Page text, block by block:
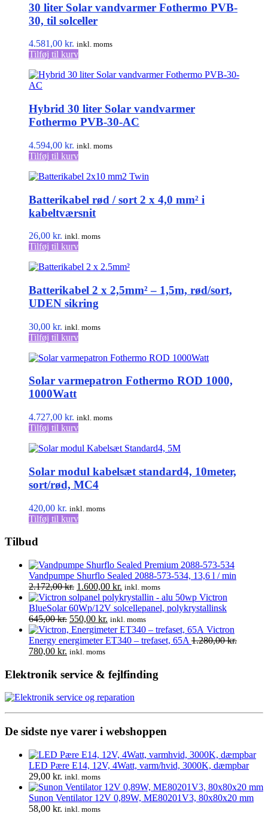
30 liter Solar vandvarmer Fothermo PVB-
30, til solceller
4.581,00 kr. inkl. moms
Tilføj til kurv
Hybrid 30 liter Solar vandvarmer
Fothermo PVB-30-AC
4.594,00 kr. inkl. moms
Tilføj til kurv
Batterikabel rød / sort 2 x 4,0 mm² i
kabeltværsnit
26,00 kr. inkl. moms
Tilføj til kurv
Batterikabel 2 x 2,5mm² – 1,5m, rød/sort,
UDEN sikring
30,00 kr. inkl. moms
Tilføj til kurv
Solar varmepatron Fothermo ROD 1000,
1000Watt
4.727,00 kr. inkl. moms
Tilføj til kurv
Solar modul kabelsæt standard4, 10meter,
sort/rød, MC4
420,00 kr. inkl. moms
Tilføj til kurv
Tilbud
Vandpumpe Shurflo Sealed 2088-573-534, 13,6 l / min
2.172,00kr. Den
oprindelige
pris
var:
2.172,00 kr..
1.600,00 kr. Den
aktuelle
pris
er:
1.600,00 kr..
inkl. moms
Victron
BlueSolar 60Wp/12V solcellepanel, polykrystallinsk
645,00kr. Den
oprindelige
pris
var:
550,00 kr. Den
aktuelle
pris
inkl. moms
Victron
Energy energimeter ET340 – trefaset, 65A 1.280,00kr.
Den
pris
1.280,00 kr..
780,00 kr. Den
pris
780,00 kr..
inkl. moms
Elektronik service & fejlfinding
De sidste nye varer i webshoppen
LED Pære E14, 12V, 4Watt, varm/hvid, 3000K, dæmpbar
29,00 kr. inkl. moms
Sunon Ventilator 12V 0,89W, ME80201V3, 80x80x20 mm
58,00 kr. inkl. moms